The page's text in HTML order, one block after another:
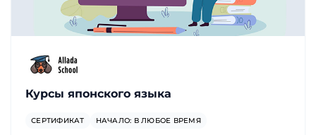
Курсы японского языка
СЕРТИФИКАТ НАЧАЛО: В ЛЮБОЕ ВРЕМЯ